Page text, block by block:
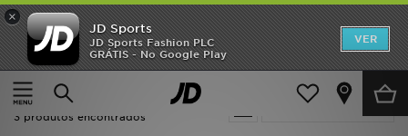
×
JD Sports
JD Sports Fashion PLC
GRÁTIS - No Google Play
VER
Página principal
Homem
Actualizar a pesquisa
Homem - UGG Tasman
3 produtos encontrados
INÍCIO
Promoções
NOVIDADES